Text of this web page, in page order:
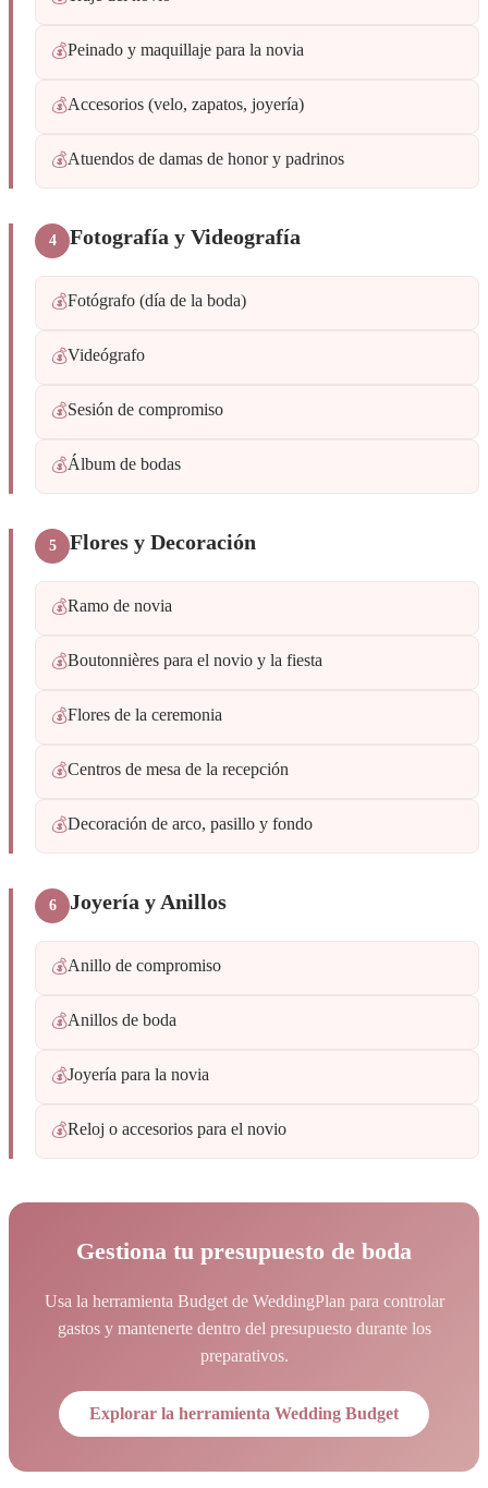
💰Peinado y maquillaje para la novia
💰Accesorios (velo, zapatos, joyería)
💰Atuendos de damas de honor y padrinos
4 Fotografía y Videografía
💰Fotógrafo (día de la boda)
💰Videógrafo
💰Sesión de compromiso
💰Álbum de bodas
5 Flores y Decoración
💰Ramo de novia
💰Boutonnières para el novio y la fiesta
💰Flores de la ceremonia
💰Centros de mesa de la recepción
💰Decoración de arco, pasillo y fondo
6 Joyería y Anillos
💰Anillo de compromiso
💰Anillos de boda
💰Joyería para la novia
💰Reloj o accesorios para el novio
Gestiona tu presupuesto de boda
Usa la herramienta Budget de WeddingPlan para controlar
gastos y mantenerte dentro del presupuesto durante los
preparativos.
Explorar la herramienta Wedding Budget